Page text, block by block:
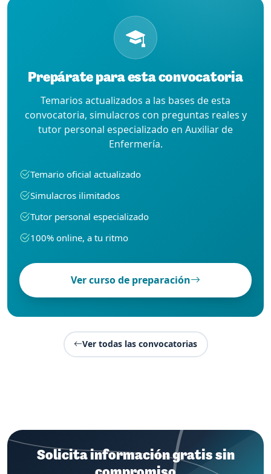
Prepárate para esta convocatoria
Temarios actualizados a las bases de esta
convocatoria, simulacros con preguntas reales y
tutor personal especializado en Auxiliar de
Enfermería.
Temario oficial actualizado
Simulacros ilimitados
Tutor personal especializado
100% online, a tu ritmo
Ver curso de preparación
Ver todas las convocatorias
Solicita información gratis sin